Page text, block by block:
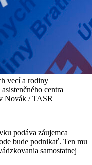
vecí a rodiny
centra
Novák / TASR
podáva záujemca
bude podnikať. Ten mu
samostatnej